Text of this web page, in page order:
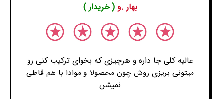
بهار .و( خریدار )
عالیه کلی جا داره و هرچیزی که بخوای ترکیب کنی رو
میتونی بریزی روش چون محصولا و موادا با هم قاطی
نمیشن